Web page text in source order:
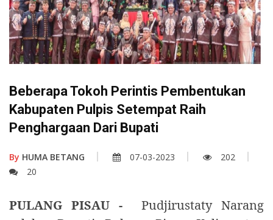
Beberapa Tokoh Perintis Pembentukan
Kabupaten Pulpis Setempat Raih
Penghargaan Dari Bupati
By HUMA BETANG 07-03-2023
202
20
PULANG PISAU -
Pudjirustaty Narang